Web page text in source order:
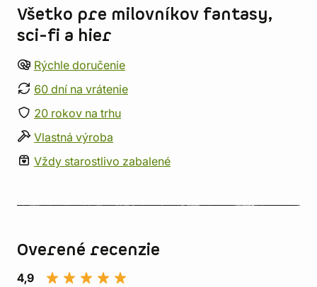
Všetko pre milovníkov fantasy,
sci-fi a hier
Rýchle doručenie
60 dní na vrátenie
20 rokov na trhu
Vlastná výroba
Vždy starostlivo zabalené
Overené recenzie
4,9